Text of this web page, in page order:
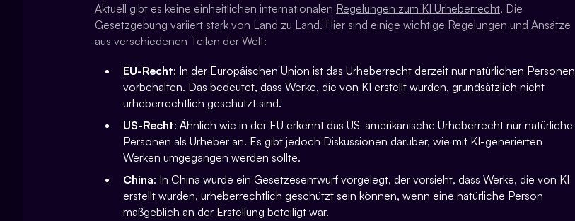
Aktuell gibt es keine einheitlichen internationalen Regelungen zum KI Urheberrecht. Die
Gesetzgebung variiert stark von Land zu Land. Hier sind einige wichtige Regelungen und Ansätze
aus verschiedenen Teilen der Welt:
EU-Recht: In der Europäischen Union ist das Urheberrecht derzeit nur natürlichen Personen
vorbehalten. Das bedeutet, dass Werke, die von KI erstellt wurden, grundsätzlich nicht
urheberrechtlich geschützt sind.
US-Recht: Ähnlich wie in der EU erkennt das US-amerikanische Urheberrecht nur natürliche
Personen als Urheber an. Es gibt jedoch Diskussionen darüber, wie mit KI-generierten
Werken umgegangen werden sollte.
China: In China wurde ein Gesetzesentwurf vorgelegt, der vorsieht, dass Werke, die von KI
erstellt wurden, urheberrechtlich geschützt sein können, wenn eine natürliche Person
maßgeblich an der Erstellung beteiligt war.